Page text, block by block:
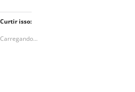
Curtir isso:
Carregando...